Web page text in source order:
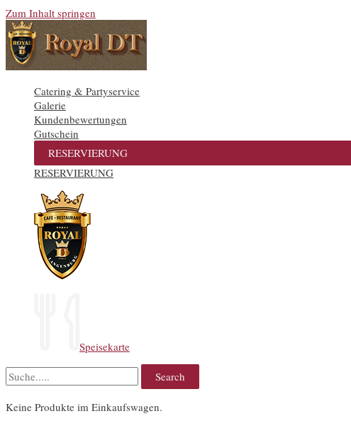
Zum Inhalt springen
Catering & Partyservice
Galerie
Kundenbewertungen
Gutschein
RESERVIERUNG
RESERVIERUNG
Speisekarte
Keine Produkte im Einkaufswagen.